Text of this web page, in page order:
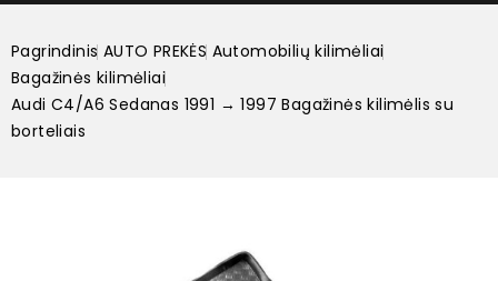
Pagrindinis AUTO PREKĖS Automobilių kilimėliai
Bagažinės kilimėliai
Audi C4/A6 Sedanas 1991 → 1997 Bagažinės kilimėlis su
borteliais